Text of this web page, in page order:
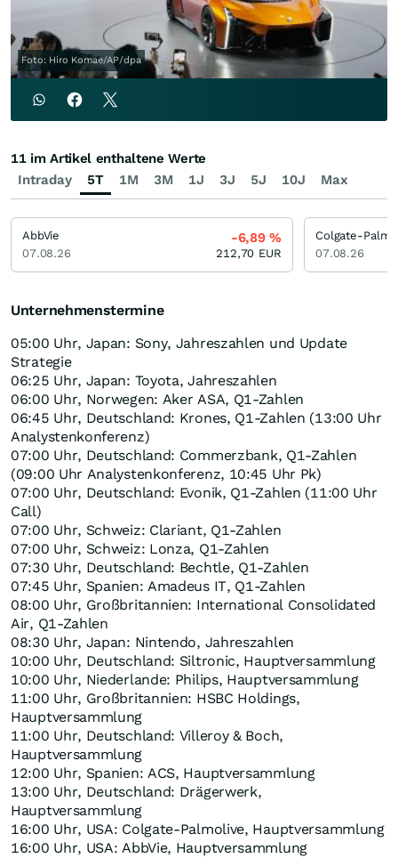
Foto: Hiro Komae/AP/dpa
Unternehmenstermine
05:00 Uhr, Japan: Sony, Jahreszahlen und Update
Strategie
06:25 Uhr, Japan: Toyota, Jahreszahlen
06:00 Uhr, Norwegen: Aker ASA, Q1-Zahlen
06:45 Uhr, Deutschland: Krones, Q1-Zahlen (13:00 Uhr
Analystenkonferenz)
07:00 Uhr, Deutschland: Commerzbank, Q1-Zahlen
(09:00 Uhr Analystenkonferenz, 10:45 Uhr Pk)
07:00 Uhr, Deutschland: Evonik, Q1-Zahlen (11:00 Uhr
Call)
07:00 Uhr, Schweiz: Clariant, Q1-Zahlen
07:00 Uhr, Schweiz: Lonza, Q1-Zahlen
07:30 Uhr, Deutschland: Bechtle, Q1-Zahlen
07:45 Uhr, Spanien: Amadeus IT, Q1-Zahlen
08:00 Uhr, Großbritannien: International Consolidated
Air, Q1-Zahlen
08:30 Uhr, Japan: Nintendo, Jahreszahlen
10:00 Uhr, Deutschland: Siltronic, Hauptversammlung
10:00 Uhr, Niederlande: Philips, Hauptversammlung
11:00 Uhr, Großbritannien: HSBC Holdings,
Hauptversammlung
11:00 Uhr, Deutschland: Villeroy & Boch,
Hauptversammlung
12:00 Uhr, Spanien: ACS, Hauptversammlung
13:00 Uhr, Deutschland: Drägerwerk,
Hauptversammlung
16:00 Uhr, USA: Colgate-Palmolive, Hauptversammlung
16:00 Uhr, USA: AbbVie, Hauptversammlung
Intraday 5T 1M 3M 1J 3J 5J 10J Max
11 im Artikel enthaltene Werte
AbbVie
07.08.26
-6,89%
212,70 EUR
Colgate-
07.08.26